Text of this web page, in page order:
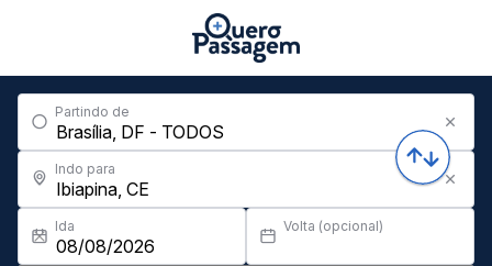
Partindo de
Indo para
Ida Volta (opcional)